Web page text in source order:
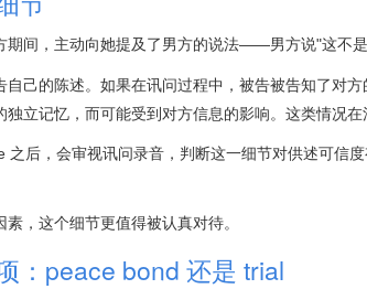
期间，主动向她提及了男方的说法——男方说"这不是
自己的陈述。如果在讯问过程中，被告被告知了
立记忆，而可能受到对方信息的影响。这类情况
之后，会审视讯问录音，判断这一细节对供述可信
，这个细节更值得被认真对待。
：peace bond 还是 trial